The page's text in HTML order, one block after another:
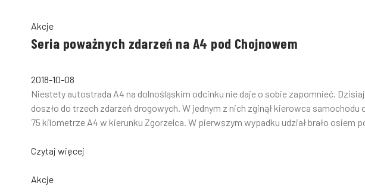
Akcje
Seria poważnych zdarzeń na A4 pod Chojnowem
2018-10-08
Niestety autostrada A4 na dolnośląskim odcinku nie daje o sobie zapomnieć.
doszło do trzech zdarzeń drogowych. W jednym z nich zginął kierowca samochodu
75 kilometrze A4 w kierunku Zgorzelca. W pierwszym wypadku udział brało osiem
Czytaj więcej
Akcje